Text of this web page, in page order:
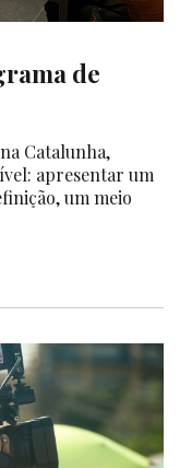
de
Catalunha,
apresentar um
um meio